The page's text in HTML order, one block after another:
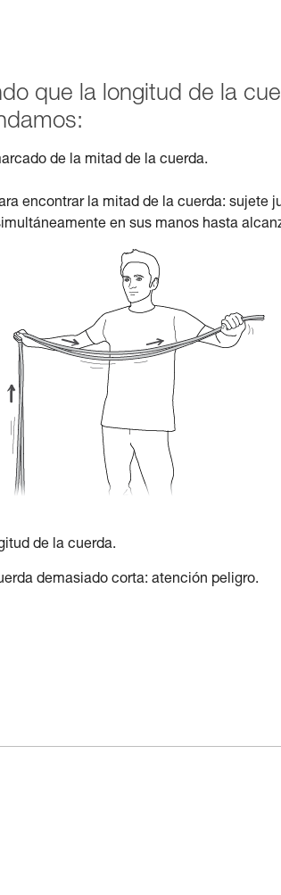
que la longitud de la
de la mitad de la cuerda.
encontrar la mitad de la cuerda: sujete
en sus manos hasta
de la cuerda.
demasiado corta: atención peligro.